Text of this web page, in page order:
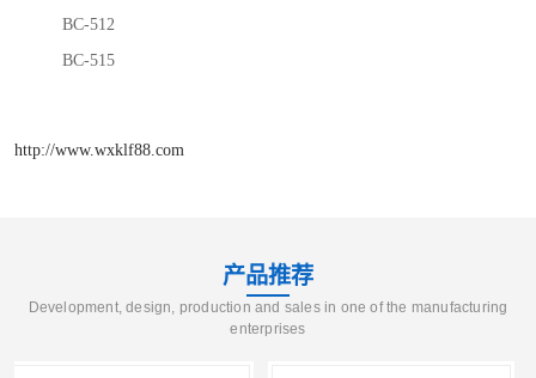
BC-512
BC-515
http://www.wxklf88.com
产品推荐
Development, design, production and sales in one of the manufacturing
enterprises